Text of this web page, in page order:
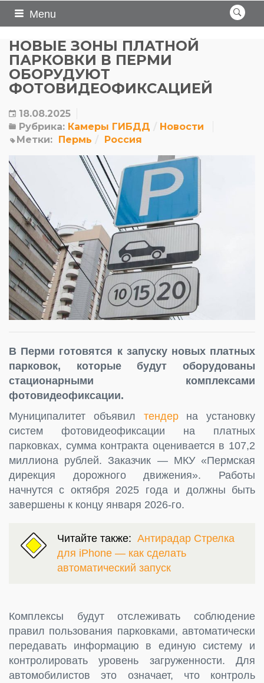
Menu
НОВЫЕ ЗОНЫ ПЛАТНОЙ
ПАРКОВКИ В ПЕРМИ
ОБОРУДУЮТ
ФОТОВИДЕОФИКСАЦИЕЙ
18.08.2025
Рубрика: Камеры ГИБДД
Новости
Метки: Пермь Россия
В Перми готовятся к запуску новых платных
парковок, которые будут оборудованы
стационарными комплексами
фотовидеофиксации.
Муниципалитет объявил тендерна установку
систем фотовидеофиксации на платных
парковках, сумма контракта оценивается в 107,2
миллиона рублей. Заказчик — МКУ «Пермская
дирекция дорожного движения». Работы
начнутся с октября 2025 года и должны быть
завершены к концу января 2026-го.
Читайте также: Антирадар Стрелка
для iPhone — как сделать
автоматический запуск
Комплексы будут отслеживать соблюдение
правил пользования парковками, автоматически
передавать информацию в единую систему и
контролировать уровень загруженности. Для
автомобилистов это означает, что контроль